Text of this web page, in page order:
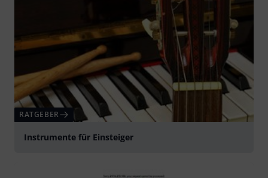
RATGEBER
Instrumente für Einsteiger